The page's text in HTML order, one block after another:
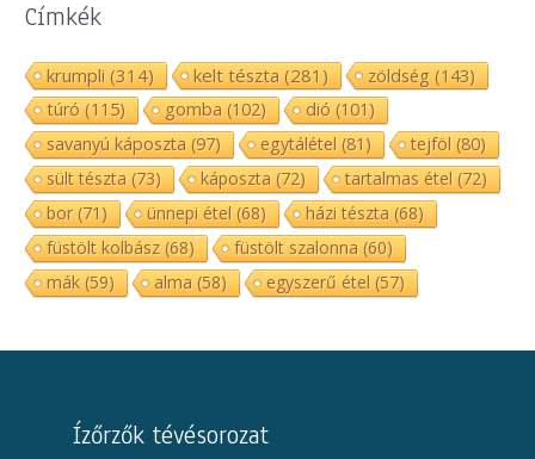
Címkék
krumpli (314) kelt tészta (281) zöldség (143)
túró (115) gomba (102) dió (101)
savanyú káposzta (97) egytálétel (81) tejföl (80)
sült tészta (73) káposzta (72) tartalmas étel (72)
bor(71) ünnepi étel (68) házi tészta (68)
füstölt kolbász(68) füstölt szalonna (60)
mák(59) alma (58) egyszerű étel (57)
Ízőrzők tévésorozat